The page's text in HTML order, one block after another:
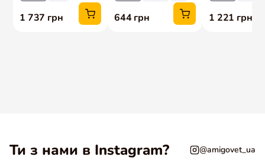
Редакційна політика
Політика конфіденційності